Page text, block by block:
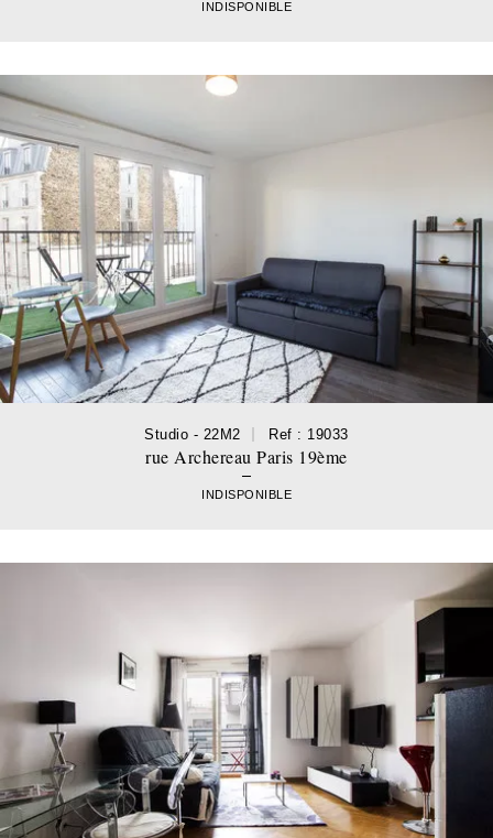
INDISPONIBLE
Studio - 22M2 Ref : 19033
rue Archereau Paris 19ème
INDISPONIBLE